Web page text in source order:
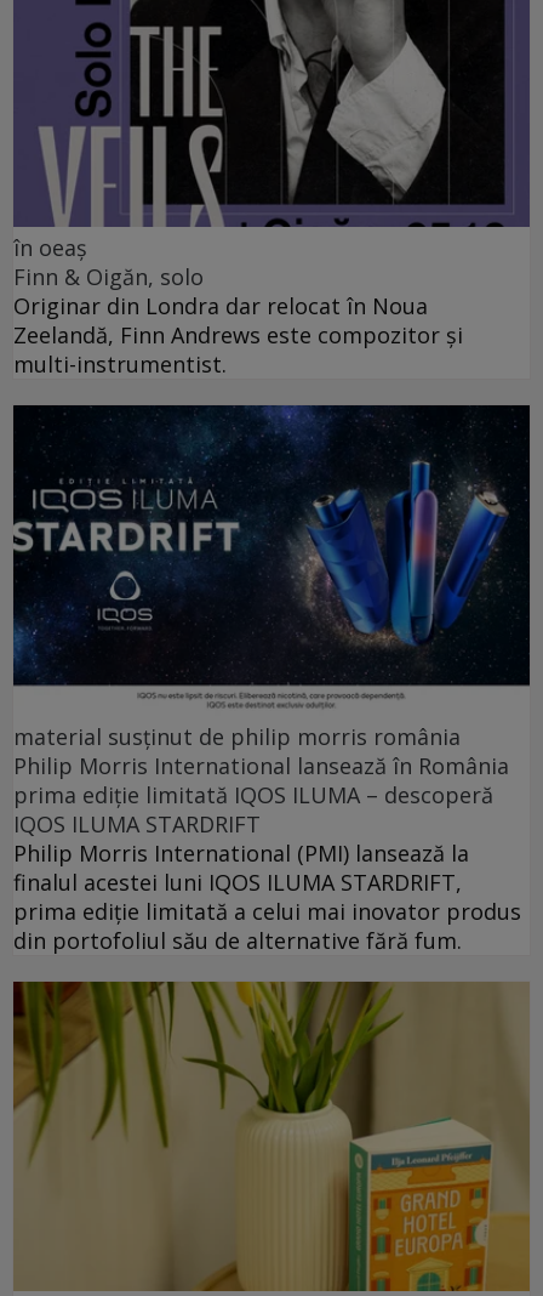
în oeaș
Finn & Oigăn, solo
Originar din Londra dar relocat în Noua
Zeelandă, Finn Andrews este compozitor și
multi-instrumentist.
material susținut de philip morris românia
Philip Morris International lansează în România
prima ediție limitată IQOS ILUMA – descoperă
IQOS ILUMA STARDRIFT
Philip Morris International (PMI) lansează la
finalul acestei luni IQOS ILUMA STARDRIFT,
prima ediție limitată a celui mai inovator produs
din portofoliul său de alternative fără fum.